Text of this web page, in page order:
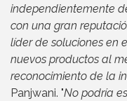
independientemente
con una gran
líder de soluciones en
nuevos productos al
reconocimiento de la
Panjwani. "No podría